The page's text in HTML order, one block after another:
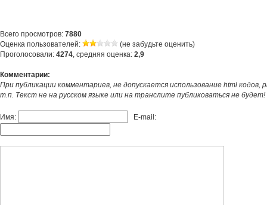
Всего просмотров: 7880
Оценка пользователей:
(не забудьте оценить)
Проголосовали: 4274, средняя оценка: 2,9
Комментарии:
При публикации комментариев, не допускается использование html кодов,
т.п. Текст не на русском языке или на транслите публиковаться не будет!
Имя: E-mail: